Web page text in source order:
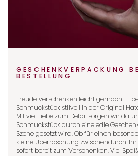
GESCHENKVERPACKUNG
BESTELLUNG
Freude verschenken leicht gemacht –
Schmuckstück stilvoll in der Original
Mit viel Liebe zum Detail sorgen wir
Schmuckstück durch eine edle
Szene gesetzt wird. Ob für einen
kleine Überraschung zwischendurch:
sofort bereit zum Verschenken. Viel